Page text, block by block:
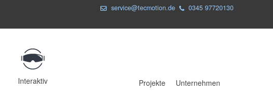
0345 97720130
service@tecmotion.de
Interaktiv Projekte Unternehmen